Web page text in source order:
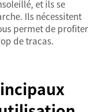
et ils se
Ils nécessitent
permet de profiter
de tracas.